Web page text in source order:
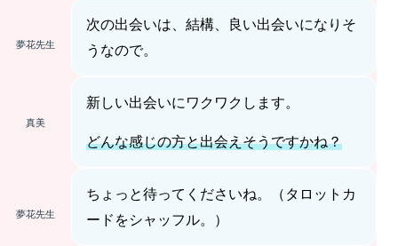
夢花先生
次の出会いは、結構、良い出会いになりそ
うなので。
真美
新しい出会いにワクワクします。
どんな感じの方と出会えそうですかね？
夢花先生
ちょっと待ってくださいね。（タロットカ
ードをシャッフル。）